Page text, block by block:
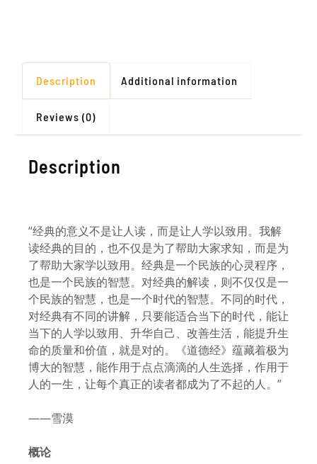
Description Additional information
Reviews (0)
Description
“经典的意义不是让人读，而是让人学以致用。我解
读经典的目的，也不仅是为了帮助大家求知，而是为
了帮助大家学以致用。经典是一个民族的心灵程序，
也是一个民族的智慧。对经典的解读，则不仅仅是一
个民族的智慧，也是一个时代的智慧。不同的时代，
对经典有不同的讲解，只要能适合当下的时代，能让
当下的人学以致用、升华自己、改善生活，能提升生
命的质量和价值，就是对的。《道德经》蕴藏着极为
博大的智慧，能作用于点点滴滴的人生选择，作用于
人的一生，让每个真正的读者都成为了不起的人。”
——雪漠
概论